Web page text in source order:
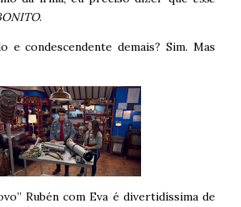
.
e condescendente demais? Sim. Mas
Rubén com Eva é divertidíssima de